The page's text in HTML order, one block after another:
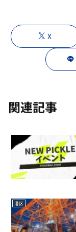
X
関連記事
港区